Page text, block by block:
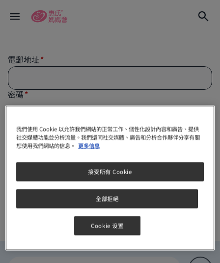
電郵地址
密碼
保持我的登入狀態
我們使用 Cookie 以允許我們網站的正常工作、個性化設計內容和廣告、提供
社交媒體功能並分析流量。我們還同社交媒體、廣告和分析合作夥伴分享有關
您使用我們網站的信息。 更多信息
全部拒絕
接受所有 Cookie
Cookie 设置